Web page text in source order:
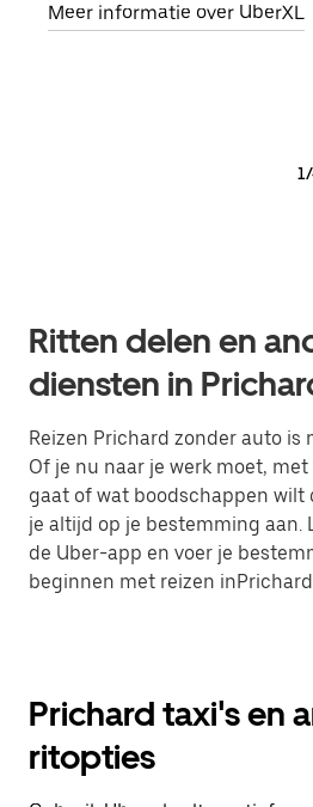
Meer informatie over UberXL
Ritten delen en
diensten in
Reizen Prichard zonder auto is
Of je nu naar je werk moet,
gaat of wat boodschappen wilt
je altijd op je bestemming aan.
de Uber-app en voer je
beginnen met reizen
Prichard taxi's en
ritopties